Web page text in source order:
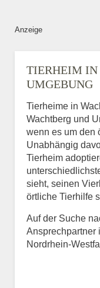
Anzeige
TIERHEIM IN
UMGEBUNG
Tierheime in
Wachtberg und
wenn es um den
Unabhängig
Tierheim
sieht, seinen
örtliche Tierhilfe
Auf der Suche
Ansprechpartner
Nordrhein-